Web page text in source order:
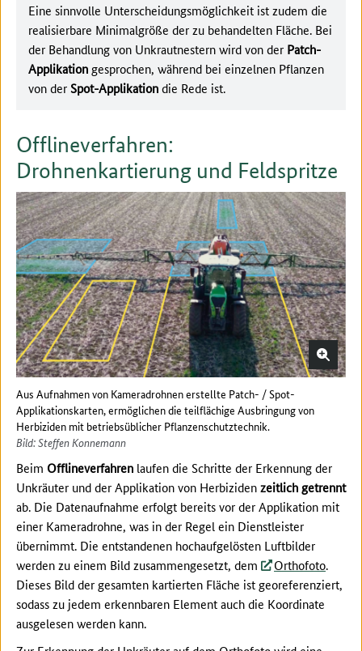
Eine sinnvolle Unterscheidungsmöglichkeit ist zudem die
realisierbare Minimalgröße der zu behandelten Fläche. Bei
der Behandlung von Unkrautnestern wird von der Patch-
Applikation gesprochen, während bei einzelnen Pflanzen
von derSpot-Applikationdie Rede ist.
Offlineverfahren:
Drohnenkartierung und Feldspritze
Aus Aufnahmen von Kameradrohnen erstellte Patch- / Spot-
Applikationskarten, ermöglichen die teilflächige Ausbringung von
Herbiziden mit betriebsüblicher Pflanzenschutztechnik.
Bild: Steffen Konnemann
Beim Offlineverfahren laufen die Schritte der Erkennung der
Unkräuter und der Applikation von Herbizidenzeitlich getrennt
ab. Die Datenaufnahme erfolgt bereits vor der Applikation mit
einer Kameradrohne, was in der Regel ein Dienstleister
übernimmt. Die entstandenen hochaufgelösten Luftbilder
werden zu einem Bild zusammengesetzt, dem
Orthofoto.
Dieses Bild der gesamten kartierten Fläche ist georeferenziert,
sodass zu jedem erkennbaren Element auch die Koordinate
ausgelesen werden kann.